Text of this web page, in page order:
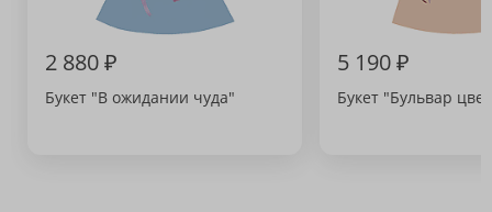
2 880 ₽
Букет "В ожидании чуда"
5 190 ₽
Букет "Бульвар